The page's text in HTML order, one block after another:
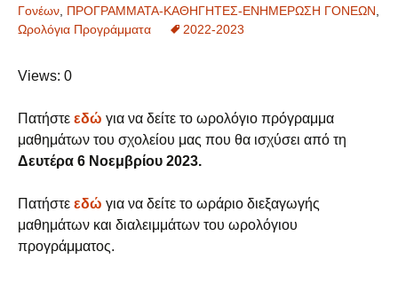
Γονέων ΠΡΟΓΡΑΜΜΑΤΑ-ΚΑΘΗΓΗΤΕΣ-ΕΝΗΜΕΡΩΣΗ ΓΟΝΕΩΝ
Ωρολόγια Προγράμματα
2022-2023
Views: 0
Πατήστε εδώ για να δείτε το ωρολόγιο πρόγραμμα
μαθημάτων του σχολείου μας που θα ισχύσει από τη
Δευτέρα 6 Νοεμβρίου 2023.
Πατήστε εδώ για να δείτε το ωράριο διεξαγωγής
μαθημάτων και διαλειμμάτων του ωρολόγιου
προγράμματος.